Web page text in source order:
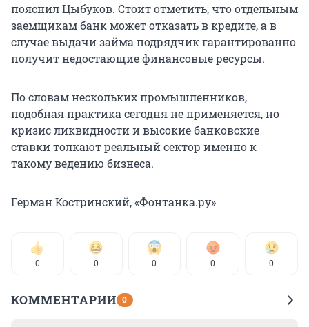
пояснил Цыбуков. Стоит отметить, что отдельным
заемщикам банк может отказать в кредите, а в
случае выдачи займа подрядчик гарантированно
получит недостающие финансовые ресурсы.
По словам нескольких промышленников,
подобная практика сегодня не применяется, но
кризис ликвидности и высокие банковские
ставки толкают реальный сектор именно к
такому ведению бизнеса.
Герман Костринский, «Фонтанка.ру»
0 0 0 0 0
КОММЕНТАРИИ 0